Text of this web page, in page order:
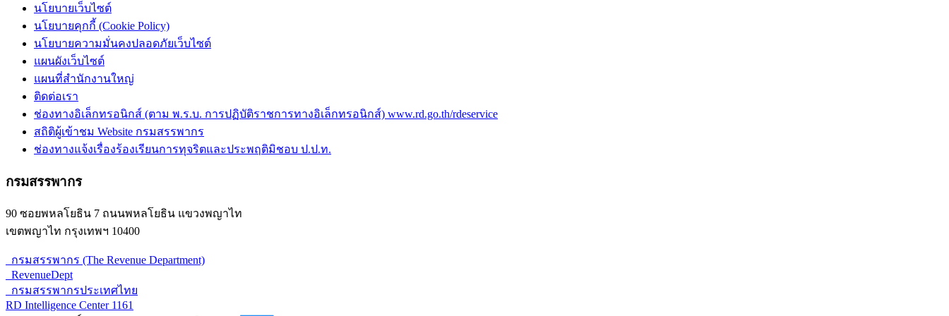
นโยบายเว็บไซต์
นโยบายคุกกี้ (Cookie Policy)
นโยบายความมั่นคงปลอดภัยเว็บไซต์
แผนผังเว็บไซต์
แผนที่สำนักงานใหญ่
ติดต่อเรา
ช่องทางอิเล็กทรอนิกส์ (ตาม พ.ร.บ. การปฏิบัติราชการทางอิเล็กทรอนิกส์) www.rd.go.th/rdeservice
สถิติผู้เข้าชม Website กรมสรรพากร
ช่องทางแจ้งเรื่องร้องเรียนการทุจริตและประพฤติมิชอบ ป.ป.ท.
กรมสรรพากร
90 ซอยพหลโยธิน 7 ถนนพหลโยธิน แขวงพญาไท
เขตพญาไท กรุงเทพฯ 10400
กรมสรรพากร (The Revenue Department)
RevenueDept
กรมสรรพากรประเทศไทย
RD Intelligence Center 1161